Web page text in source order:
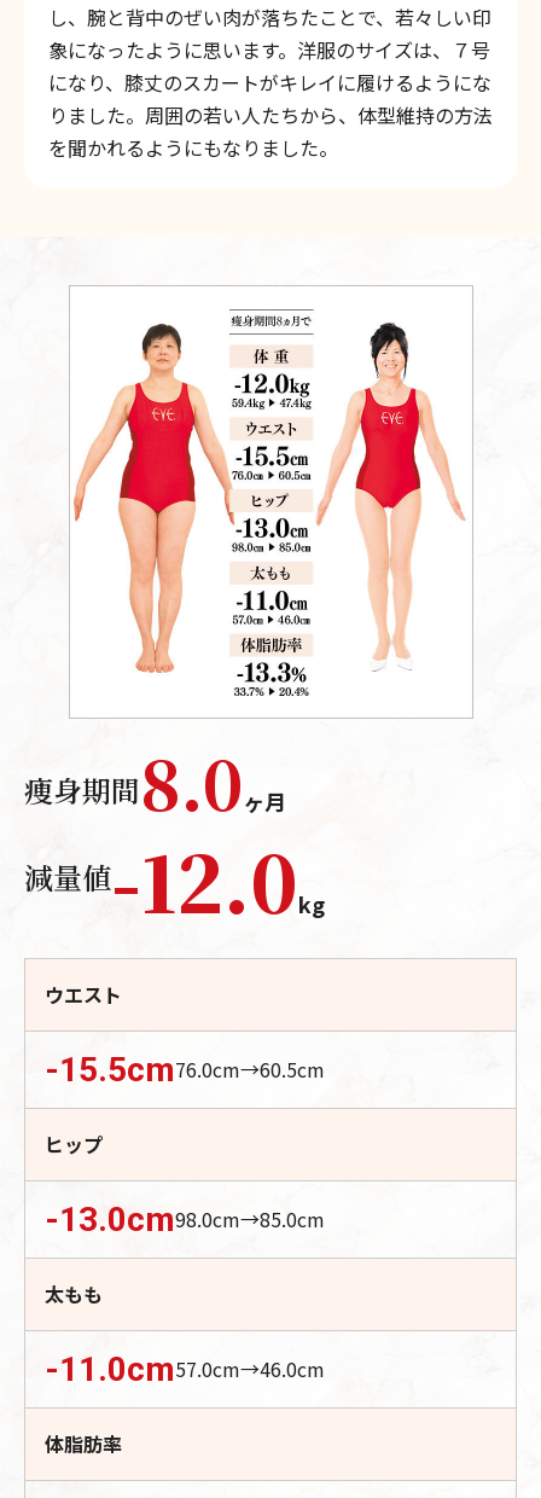
し、腕と背中のぜい肉が落ちたことで、若々しい印
象になったように思います。洋服のサイズは、７号
になり、膝丈のスカートがキレイに履けるようにな
りました。周囲の若い人たちから、体型維持の方法
を聞かれるようにもなりました。
痩身期間8.0ヶ月
減量値-12.0kg
ウエスト
-15.5cm76.0cm→60.5cm
ヒップ
-13.0cm98.0cm→85.0cm
太もも
-11.0cm57.0cm→46.0cm
体脂肪率